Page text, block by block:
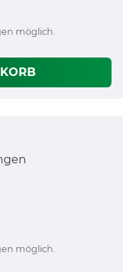
möglich.
möglich.